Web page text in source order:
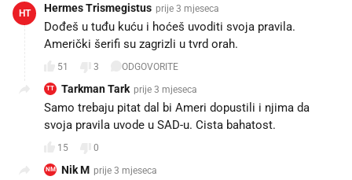
HT Hermes Trismegistus prije 3 mjeseca
Dođeš u tuđu kuću i hoćeš uvoditi svoja pravila.
Američki šerifi su zagrizli u tvrd orah.
51 3 ODGOVORITE
TT Tarkman Tark prije 3 mjeseca
Samo trebaju pitat dal bi Ameri dopustili i njima da
svoja pravila uvode u SAD-u. Cista bahatost.
15 0
NM Nik M prije 3 mjeseca